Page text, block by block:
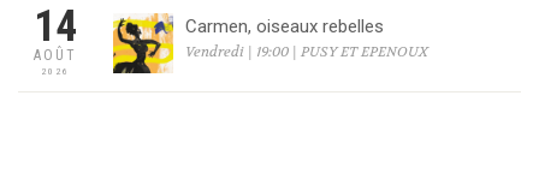
14
AOÛT
2026
Carmen, oiseaux rebelles
Vendredi | 19:00 | PUSY ET EPENOUX